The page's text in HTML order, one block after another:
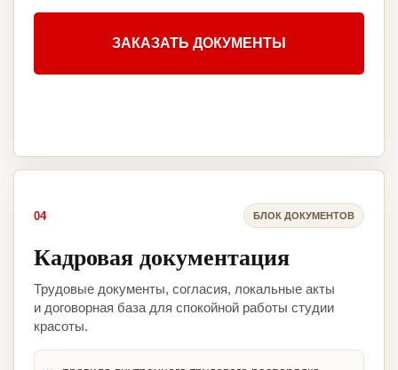
ЗАКАЗАТЬ ДОКУМЕНТЫ
04 БЛОК ДОКУМЕНТОВ
Кадровая документация
Трудовые документы, согласия, локальные акты
и договорная база для спокойной работы студии
красоты.